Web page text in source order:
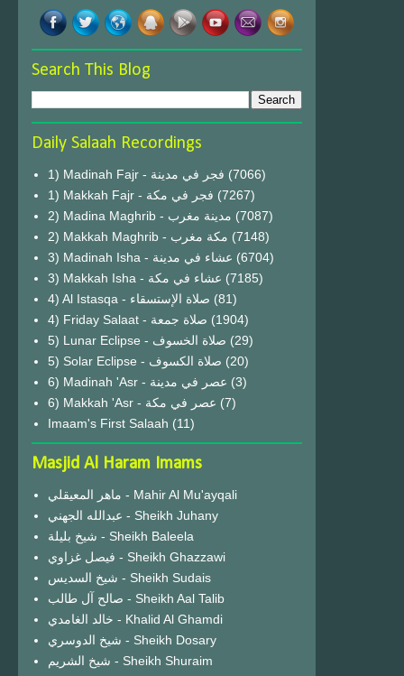
Search This Blog
Daily Salaah Recordings
1) Madinah Fajr - فجر في مدينة (7066)
1) Makkah Fajr - فجر في مكة (7267)
2) Madina Maghrib - مدينة مغرب (7087)
2) Makkah Maghrib - مكة مغرب (7148)
3) Madinah Isha - عشاء في مدينة (6704)
3) Makkah Isha - عشاء في مكة (7185)
4) Al Istasqa - صلاة الإستسقاء (81)
4) Friday Salaat - صلاة جمعة (1904)
5) Lunar Eclipse - صلاة الخسوف (29)
(20)
6) Madinah 'Asr - عصر في مدينة (3)
6) Makkah 'Asr - عصر في مكة (7)
Imaam's First Salaah (11)
Masjid Al Haram Imams
ماهر المعيقلي - Mahir Al Mu'ayqali
عبدالله الجهني - Sheikh Juhany
شيخ بليلة - Sheikh Baleela
فيصل غزاوي - Sheikh Ghazzawi
شيخ السديس - Sheikh Sudais
صالح آل طالب - Sheikh Aal Talib
خالد الغامدي - Khalid Al Ghamdi
شيخ الدوسري - Sheikh Dosary
شيخ الشريم - Sheikh Shuraim